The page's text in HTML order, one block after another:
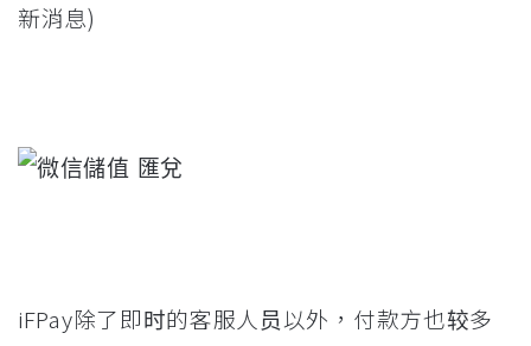
新消息)
iFPay除了即时的客服人员以外，付款方也较多